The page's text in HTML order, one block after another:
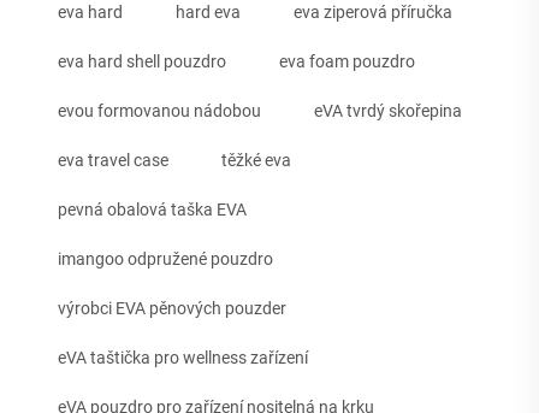
eva hard hard eva eva ziperová příručka
eva hard shell pouzdro eva foam pouzdro
evou formovanou nádobou eVA tvrdý skořepina
eva travel case těžké eva
pevná obalová taška EVA
imangoo odpružené pouzdro
výrobci EVA pěnových pouzder
eVA taštička pro wellness zařízení
eVA pouzdro pro zařízení nositelná na krku